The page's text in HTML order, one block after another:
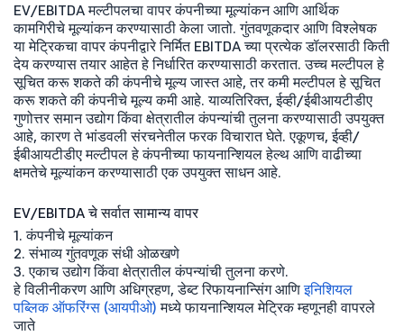
EV/EBITDA मल्टीपलचा वापर कंपनीच्या मूल्यांकन आणि आर्थिक
कामगिरीचे मूल्यांकन करण्यासाठी केला जातो. गुंतवणूकदार आणि विश्लेषक
या मेट्रिकचा वापर कंपनीद्वारे निर्मित EBITDA च्या प्रत्येक डॉलरसाठी किती
देय करण्यास तयार आहेत हे निर्धारित करण्यासाठी करतात. उच्च मल्टीपल हे
सूचित करू शकते की कंपनीचे मूल्य जास्त आहे, तर कमी मल्टीपल हे सूचित
करू शकते की कंपनीचे मूल्य कमी आहे. याव्यतिरिक्त, ईव्ही/ईबीआयटीडीए
गुणोत्तर समान उद्योग किंवा क्षेत्रातील कंपन्यांची तुलना करण्यासाठी उपयुक्त
आहे, कारण ते भांडवली संरचनेतील फरक विचारात घेते. एकूणच, ईव्ही/
ईबीआयटीडीए मल्टीपल हे कंपनीच्या फायनान्शियल हेल्थ आणि वाढीच्या
क्षमतेचे मूल्यांकन करण्यासाठी एक उपयुक्त साधन आहे.
EV/EBITDA चे सर्वात सामान्य वापर
1. कंपनीचे मूल्यांकन
2. संभाव्य गुंतवणूक संधी ओळखणे
3. एकाच उद्योग किंवा क्षेत्रातील कंपन्यांची तुलना करणे.
हे विलीनीकरण आणि अधिग्रहण, डेब्ट रिफायनान्सिंग आणिइनिशियल
पब्लिक ऑफरिंग्स (आयपीओ) मध्ये फायनान्शियल मेट्रिक म्हणूनही वापरले
जाते